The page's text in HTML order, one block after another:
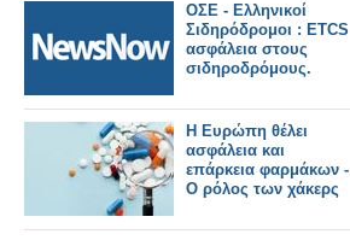
ΟΣΕ - Ελληνικοί
Σιδηρόδρομοι : ETCS
ασφάλεια στους
σιδηροδρόμους.
Η Ευρώπη θέλει
ασφάλεια και
επάρκεια φαρμάκων -
Ο ρόλος των χάκερς